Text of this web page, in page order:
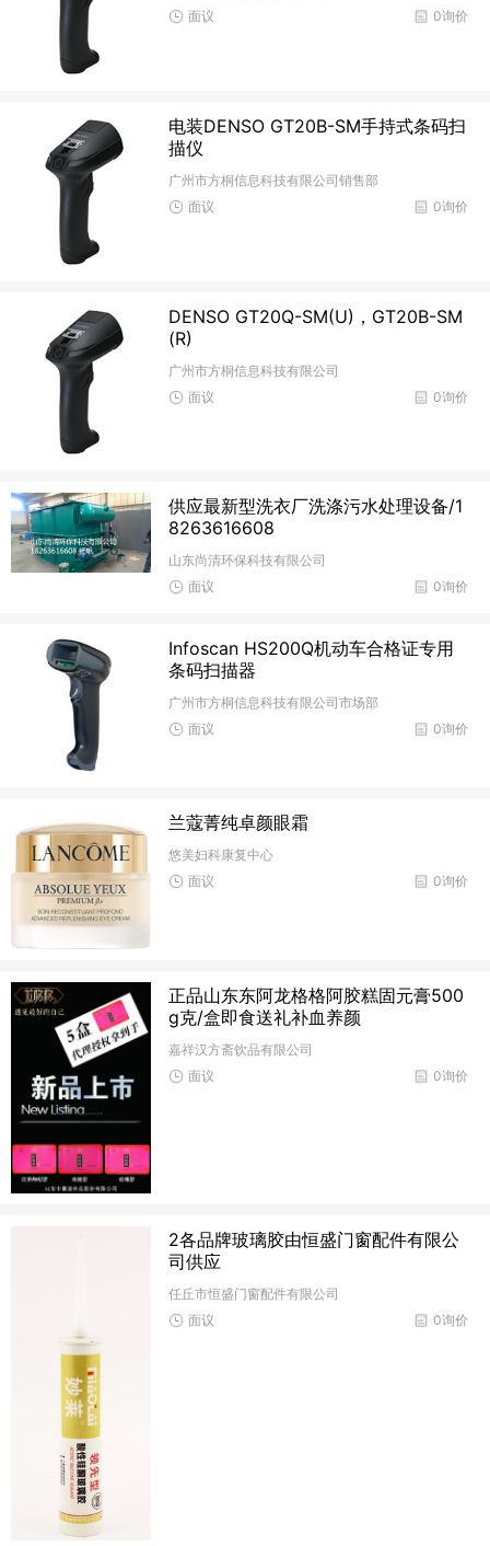
0询价
面议
电装DENSO GT20B-SM手持式条码扫
描仪
广州市方桐信息科技有限公司销售部
0询价
面议
DENSO GT20Q-SM(U)，GT20B-SM
(R)
广州市方桐信息科技有限公司
0询价
面议
供应最新型洗衣厂洗涤污水处理设备/1
8263616608
山东尚清环保科技有限公司
0询价
面议
Infoscan HS200Q机动车合格证专用
条码扫描器
广州市方桐信息科技有限公司市场部
0询价
面议
兰蔻菁纯卓颜眼霜
悠美妇科康复中心
0询价
面议
正品山东东阿龙格格阿胶糕固元膏500
g克/盒即食送礼补血养颜
嘉祥汉方斋饮品有限公司
0询价
面议
2各品牌玻璃胶由恒盛门窗配件有限公
司供应
任丘市恒盛门窗配件有限公司
0询价
面议